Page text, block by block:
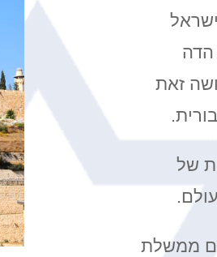
הדה
זאת
של
ממשלת